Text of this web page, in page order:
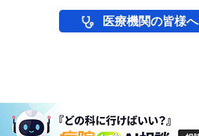
医療機関の皆様へ